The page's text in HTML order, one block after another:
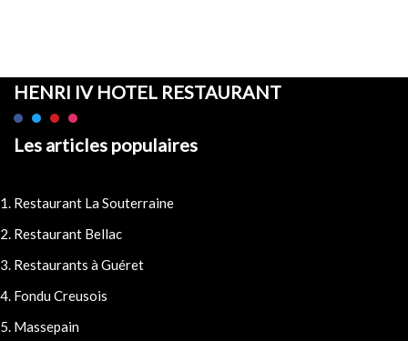
HENRI IV HOTEL RESTAURANT
Les articles populaires
Restaurant La Souterraine
Restaurant Bellac
Restaurants à Guéret
Fondu Creusois
Massepain